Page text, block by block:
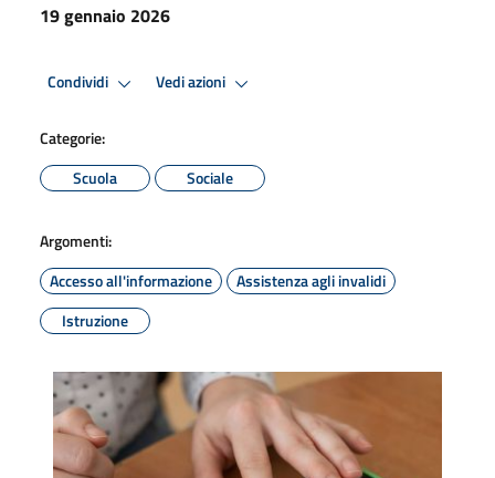
19 gennaio 2026
Condividi Vedi azioni
Categorie:
Scuola
Sociale
Argomenti:
Accesso all'informazione
Assistenza agli invalidi
Istruzione